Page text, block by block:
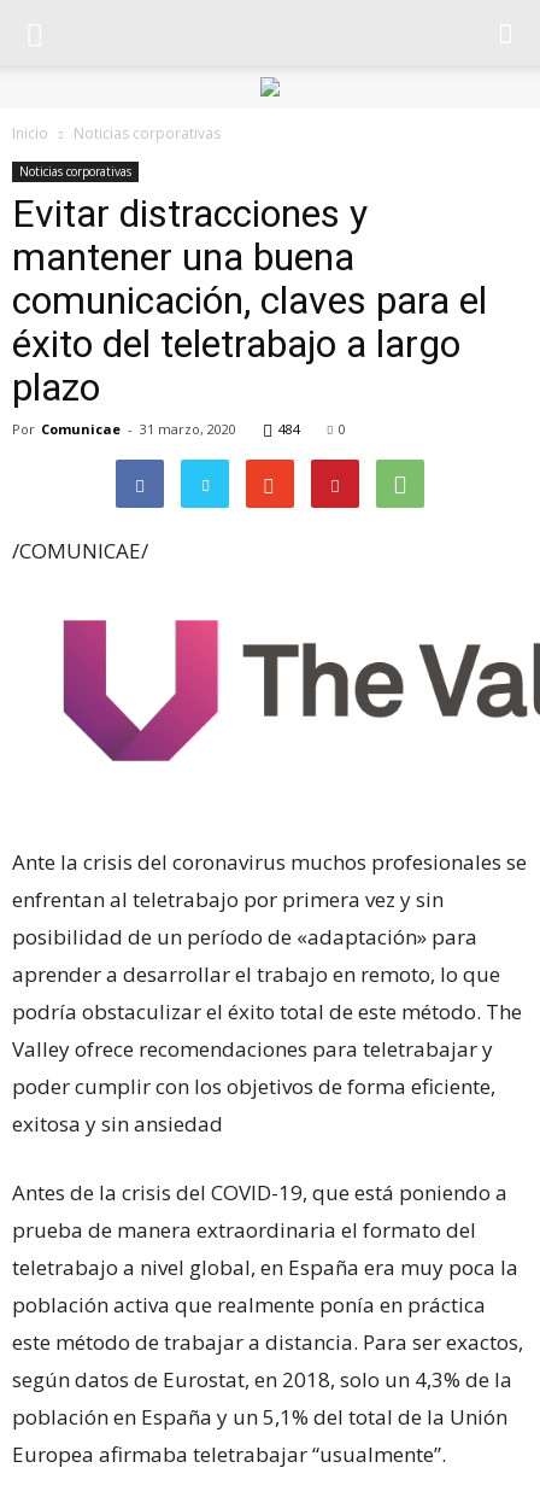
Inicio Noticias corporativas
Noticias corporativas
Evitar distracciones y
mantener una buena
comunicación, claves para el
éxito del teletrabajo a largo
plazo
Por Comunicae - 31 marzo, 2020 484 0
/COMUNICAE/
Ante la crisis del coronavirus muchos profesionales se
enfrentan al teletrabajo por primera vez y sin
posibilidad de un período de «adaptación» para
aprender a desarrollar el trabajo en remoto, lo que
podría obstaculizar el éxito total de este método. The
Valley ofrece recomendaciones para teletrabajar y
poder cumplir con los objetivos de forma eficiente,
exitosa y sin ansiedad
Antes de la crisis del COVID-19, que está poniendo a
prueba de manera extraordinaria el formato del
teletrabajo a nivel global, en España era muy poca la
población activa que realmente ponía en práctica
este método de trabajar a distancia. Para ser exactos,
según datos de Eurostat, en 2018, solo un 4,3% de la
población en España y un 5,1% del total de la Unión
Europea afirmaba teletrabajar “usualmente”.